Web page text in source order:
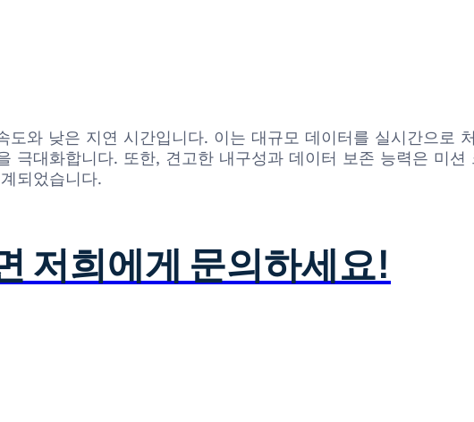
도와 낮은 지연 시간입니다. 이는 대규모 데이터를 실시간으로
극대화합니다. 또한, 견고한 내구성과 데이터 보존 능력은 미션
되었습니다.
저희에게 문의하세요!